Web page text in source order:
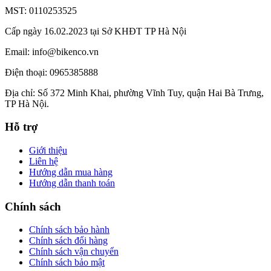
MST: 0110253525
Cấp ngày 16.02.2023 tại Sở KHĐT TP Hà Nội
Email: info@bikenco.vn
Điện thoại: 0965385888
Địa chỉ: Số 372 Minh Khai, phường Vĩnh Tuy, quận Hai Bà Trưng,
TP Hà Nội.
Hỗ trợ
Giới thiệu
Liên hệ
Hướng dẫn mua hàng
Hướng dẫn thanh toán
Chính sách
Chính sách bảo hành
Chính sách đổi hàng
Chính sách vận chuyển
Chính sách bảo mật